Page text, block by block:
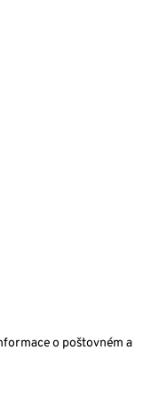
o poštovném a